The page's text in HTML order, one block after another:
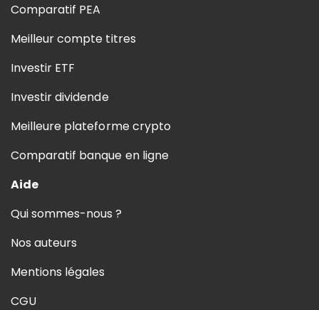
Comparatif PEA
Meilleur compte titres
Investir ETF
Investir dividende
Meilleure plateforme crypto
Comparatif banque en ligne
Aide
Qui sommes-nous ?
Nos auteurs
Mentions légales
CGU